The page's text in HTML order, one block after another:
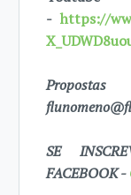
-https://
SE
FACEBOOK -